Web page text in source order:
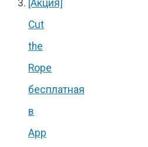
[Акция]
Cut
the
Rope
бесплатная
в
App